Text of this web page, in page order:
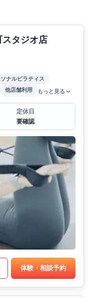
タジオ店
ナルピラティス
他店舗利用 もっと見る
定休日
要確認
体験・相談予約